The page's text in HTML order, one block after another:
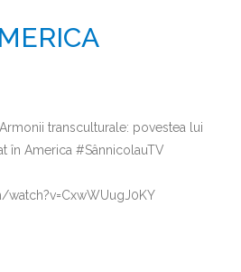
transculturale: povestea lui
în America #SânnicolauTV